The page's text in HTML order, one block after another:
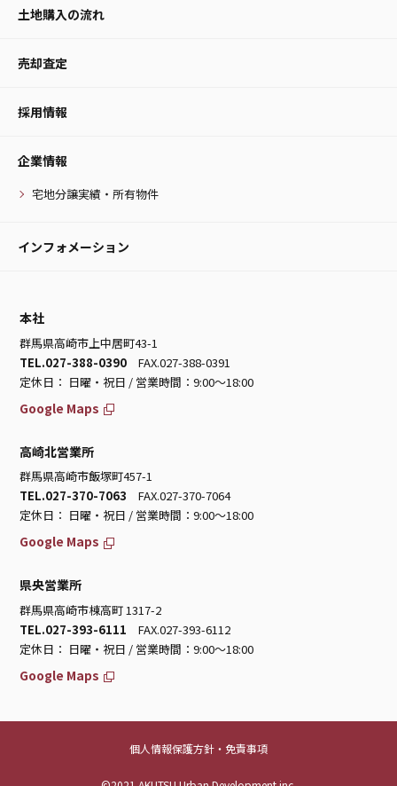
土地購入の流れ
売却査定
採用情報
企業情報
宅地分譲実績・所有物件
インフォメーション
本社
群馬県高崎市上中居町43-1
TEL.027-388-0390 FAX.027-388-0391
定休日： 日曜・祝日 / 営業時間：9:00～18:00
Google Maps
高崎北営業所
群馬県高崎市飯塚町457-1
TEL.027-370-7063 FAX.027-370-7064
定休日： 日曜・祝日 / 営業時間：9:00～18:00
Google Maps
県央営業所
群馬県高崎市棟高町 1317-2
TEL.027-393-6111 FAX.027-393-6112
定休日： 日曜・祝日 / 営業時間：9:00～18:00
Google Maps
個人情報保護方針・免責事項